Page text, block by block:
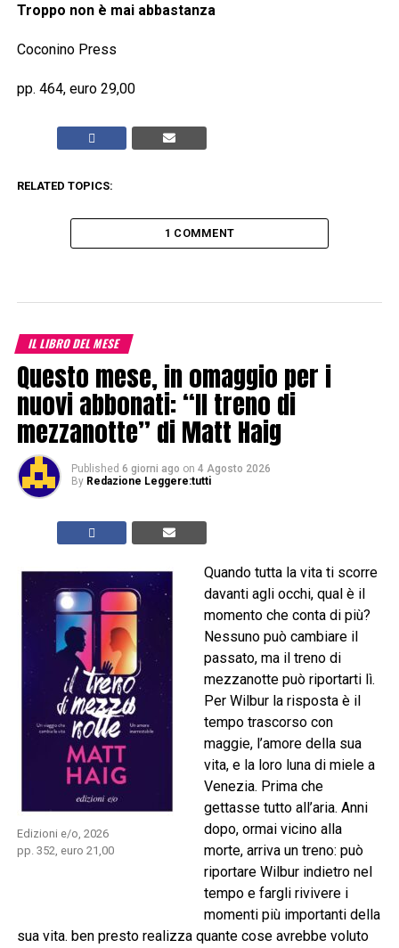
Troppo non è mai abbastanza
Coconino Press
pp. 464, euro 29,00
RELATED TOPICS:
1 COMMENT
IL LIBRO DEL MESE
Questo mese, in omaggio per i
nuovi abbonati: “Il treno di
mezzanotte” di Matt Haig
Published 6 giorni ago on 4 Agosto 2026
By Redazione Leggere:tutti
Edizioni e/o, 2026
pp. 352, euro 21,00
Quando tutta la vita ti scorre
davanti agli occhi, qual è il
momento che conta di più?
Nessuno può cambiare il
passato, ma il treno di
mezzanotte può riportarti lì.
Per Wilbur la risposta è il
tempo trascorso con
maggie, l’amore della sua
vita, e la loro luna di miele a
Venezia. Prima che
gettasse tutto all’aria. Anni
dopo, ormai vicino alla
morte, arriva un treno: può
riportare Wilbur indietro nel
tempo e fargli rivivere i
momenti più importanti della
sua vita. ben presto realizza quante cose avrebbe voluto